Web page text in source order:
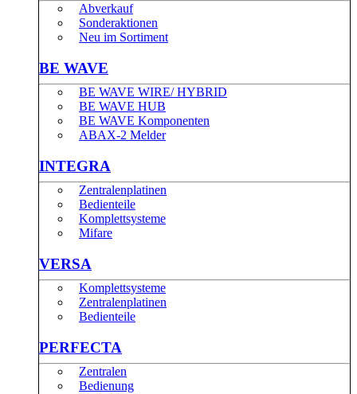
Abverkauf
Sonderaktionen
Neu im Sortiment
BE WAVE
BE WAVE WIRE/ HYBRID
BE WAVE HUB
BE WAVE Komponenten
ABAX-2 Melder
INTEGRA
Zentralenplatinen
Bedienteile
Komplettsysteme
Mifare
VERSA
Komplettsysteme
Zentralenplatinen
Bedienteile
PERFECTA
Zentralen
Bedienung